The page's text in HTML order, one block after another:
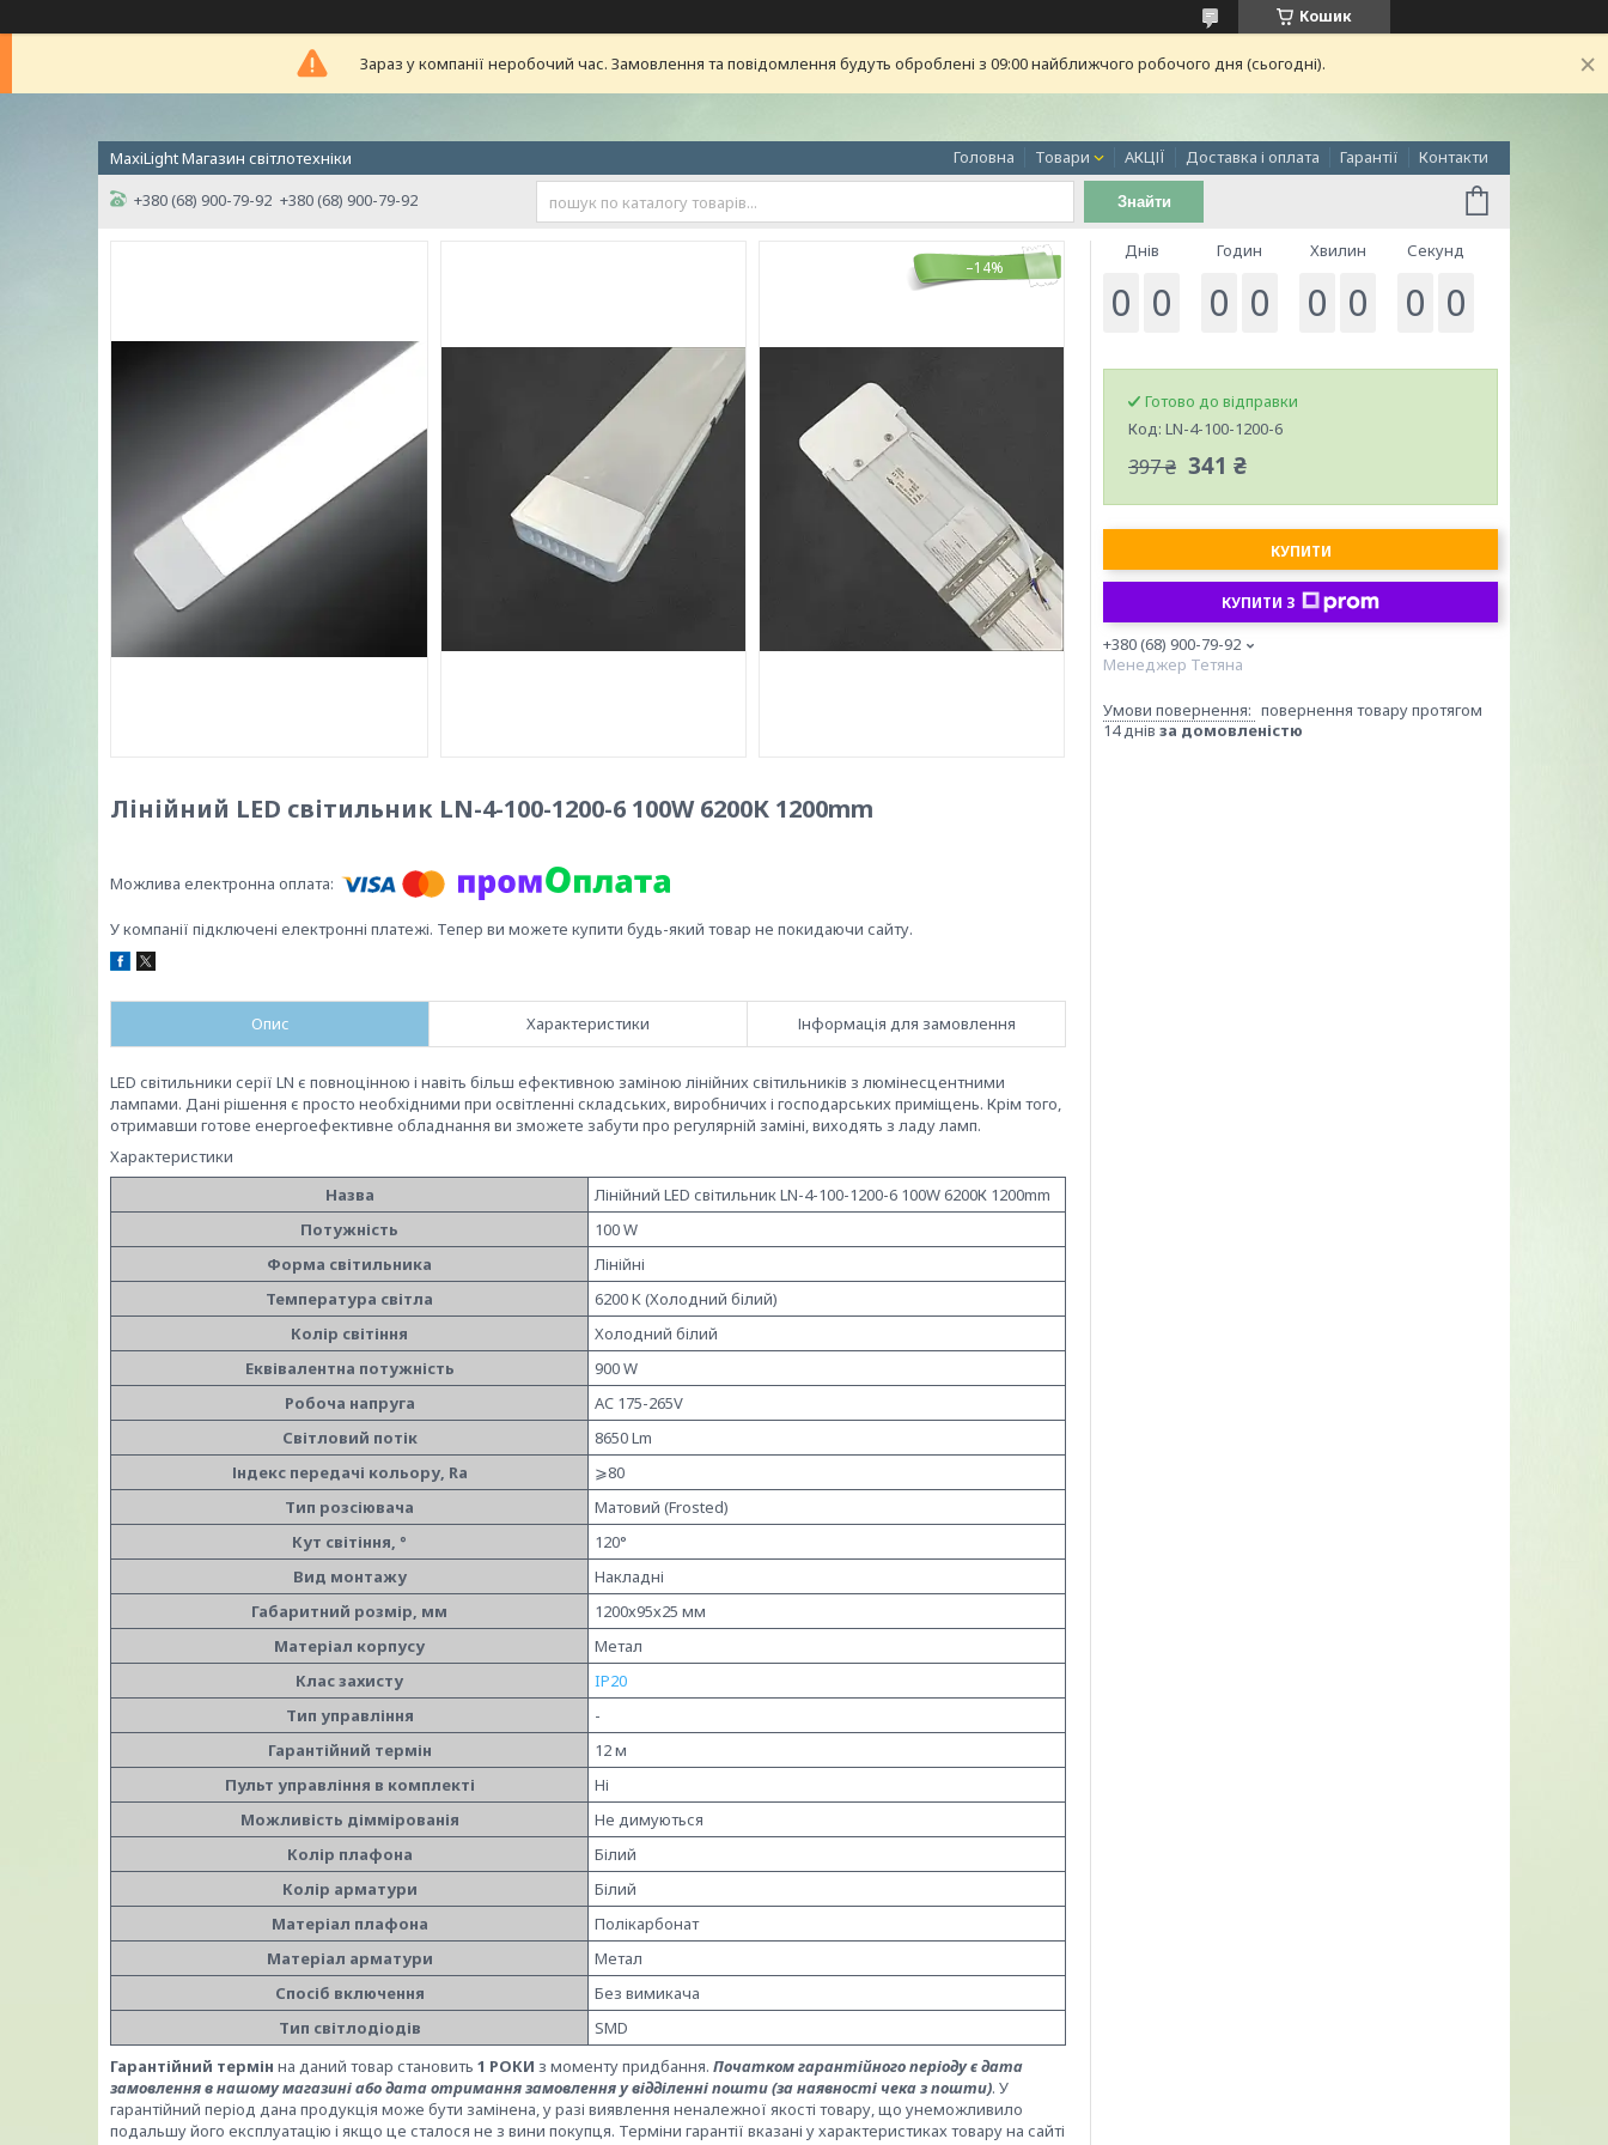
Кошик
Зараз у компанії неробочий час. Замовлення та повідомлення будуть оброблені з 09:00 найближчого робочого дня (сьогодні).
MaxiLight Магазин світлотехніки Головна Товари АКЦІЇ Доставка і оплата Гарантії Контакти
+380 (68) 900-79-92 +380 (68) 900-79-92 Знайти
–14%
Лінійний LED світильник LN-4-100-1200-6 100W 6200К 1200mm
У компанії підключені електронні платежі. Тепер ви можете купити будь-який товар не покидаючи сайту.
Опис Характеристики Інформація для замовлення
LED світильники серії LN є повноцінною і навіть більш ефективною заміною лінійних світильників з люмінесцентними
лампами. Дані рішення є просто необхідними при освітленні складських, виробничих і господарських приміщень. Крім того,
отримавши готове енергоефективне обладнання ви зможете забути про регулярній заміні, виходять з ладу ламп.
Характеристики
Назва
Лінійний LED світильник LN-4-100-1200-6 100W 6200К 1200mm
Потужність
100 W
Форма світильника
Лінійні
Температура світла
6200 K (Холодний білий)
Колір світіння
Холодний білий
Еквівалентна потужність
900 W
Робоча напруга
AC 175-265V
Світловий потік
8650 Lm
Індекс передачі кольору, Ra
⩾80
Тип розсіювача
Матовий (Frosted)
Кут світіння, °
120°
Вид монтажу
Накладні
Габаритний розмір, мм
1200х95х25 мм
Матеріал корпусу
Метал
Клас захисту
IP20
Тип управління
-
Гарантійний термін
12 м
Пульт управління в комплекті
Ні
Можливість діммірованія
Не димуються
Колір плафона
Білий
Колір арматури
Білий
Матеріал плафона
Полікарбонат
Матеріал арматури
Метал
Спосіб включення
Без вимикача
Тип світлодіодів
SMD
Гарантійний термін на даний товар становить 1 РОКИ з моменту придбання. Початком гарантійного періоду є дата
замовлення в нашому магазині або дата отримання замовлення у відділенні пошти (за наявності чека з пошти). У
гарантійний період дана продукція може бути замінена, у разі виявлення неналежної якості товару, що унеможливило
подальшу його експлуатацію і якщо це сталося не з вини покупця. Терміни гарантії вказані у характеристиках товару на сайті
Днів
0 0
Годин
0 0
Хвилин
0 0
Секунд
0 0
Готово до відправки
Код: LN-4-100-1200-6
397 ₴ 341 ₴
КУПИТИ
КУПИТИ З
+380 (68) 900-79-92
Менеджер Тетяна
повернення товару протягом
14 днів за домовленістю